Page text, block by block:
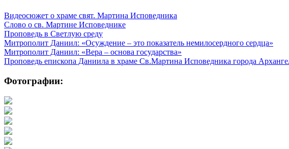
Видеосюжет о храме свят. Мартина Исповедника
Слово о св. Мартине Исповеднике
Проповедь в Светлую среду
Митрополит Даниил: «Осуждение – это показатель немилосердного сердца»
Митрополит Даниил: «Вера – основа государства»
Проповедь епископа Даниила в храме Св.Мартина Исповедника города
Фотографии: